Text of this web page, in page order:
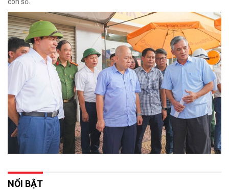
NỔI BẬT